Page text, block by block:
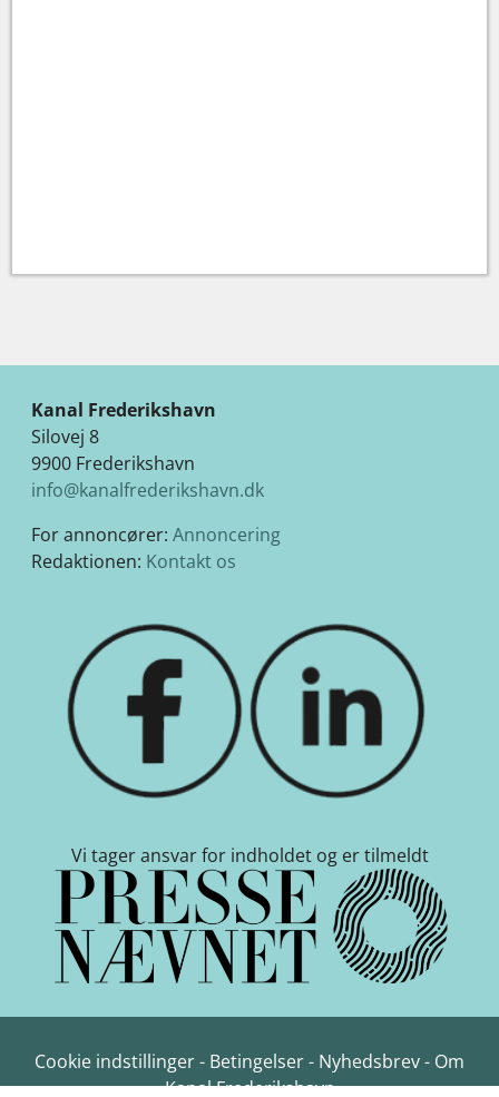
Kanal Frederikshavn
Silovej 8
9900 Frederikshavn
info@kanalfrederikshavn.dk
For annoncører: Annoncering
Redaktionen: Kontakt os
Vi tager ansvar for indholdet og er tilmeldt
Cookie indstillinger- Betingelser- Nyhedsbrev- Om
Kanal Frederikshavn